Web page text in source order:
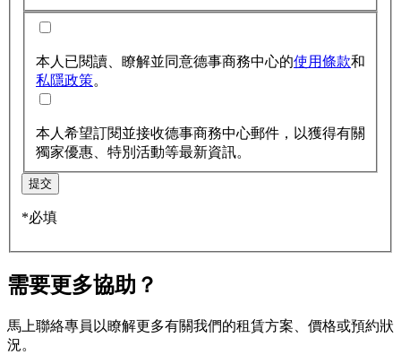
本人已閱讀、瞭解並同意德事商務中心的使用條款和
私隱政策。
本人希望訂閱並接收德事商務中心郵件，以獲得有關
獨家優惠、特別活動等最新資訊。
提交
*必填
需要更多協助？
馬上聯絡專員以瞭解更多有關我們的租賃方案、價格或預約狀
況。